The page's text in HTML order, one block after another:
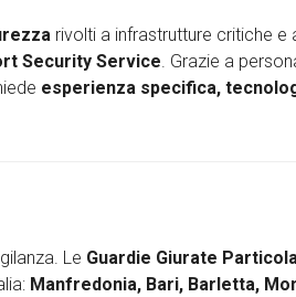
rivolti a infrastrutture critiche e
Security Service. Grazie a
esperienza specifica,
Le Guardie Giurate
Manfredonia, Bari, Barletta,